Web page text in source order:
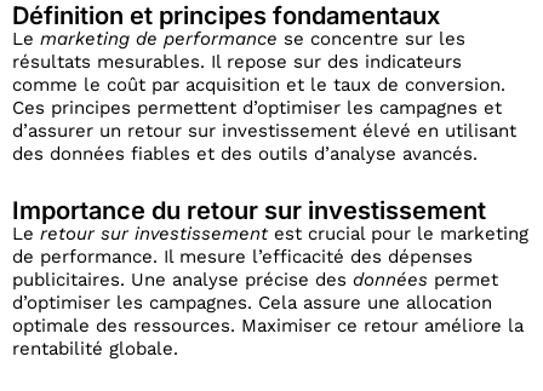
Définition et principes fondamentaux
Le marketing de performance se concentre sur les
résultats mesurables. Il repose sur des indicateurs
comme le coût par acquisition et le taux de conversion.
Ces principes permettent d’optimiser les campagnes et
d’assurer un retour sur investissement élevé en utilisant
des données fiables et des outils d’analyse avancés.
Importance du retour sur investissement
Le retour sur investissementest crucial pour le marketing
de performance. Il mesure l’efficacité des dépenses
publicitaires. Une analyse précise des données permet
d’optimiser les campagnes. Cela assure une allocation
optimale des ressources. Maximiser ce retour améliore la
rentabilité globale.